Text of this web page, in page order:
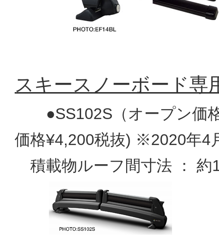
スキースノーボード専
●SS102S（オープン価格
価格¥4,200税抜) ※2020年4
積載物ルーフ間寸法 ： 約